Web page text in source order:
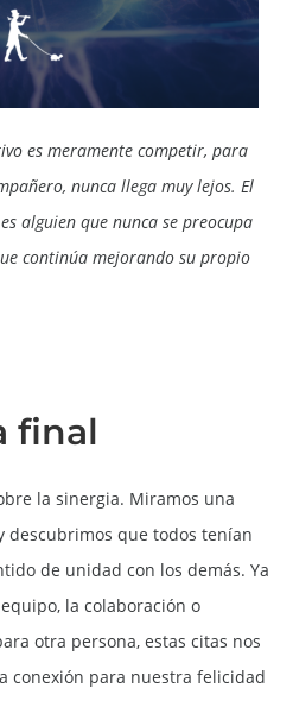
es meramente competir, para
nunca llega muy lejos. El
es alguien que nunca se preocupa
continúa mejorando su propio
final
la sinergia. Miramos una
descubrimos que todos tenían
de unidad con los demás. Ya
la colaboración o
otra persona, estas citas nos
conexión para nuestra felicidad